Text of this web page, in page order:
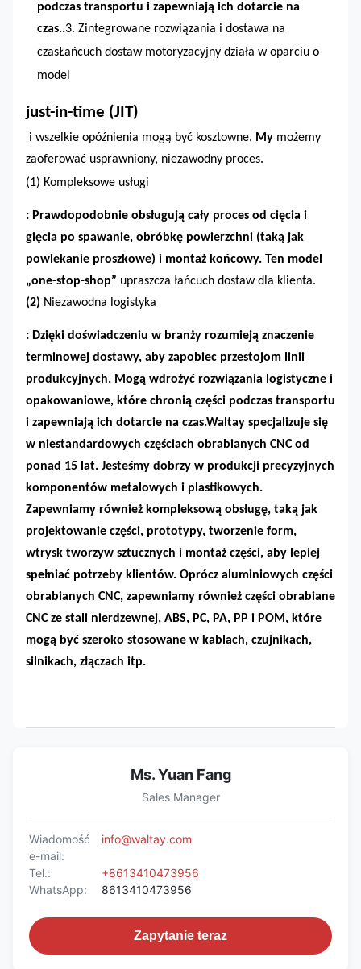
podczas transportu i zapewniają ich dotarcie na
czas..3. Zintegrowane rozwiązania i dostawa na
czasŁańcuch dostaw motoryzacyjny działa w oparciu o
model
just-in-time (JIT)
i wszelkie opóźnienia mogą być kosztowne. My możemy
zaoferować usprawniony, niezawodny proces.
(1) Kompleksowe usługi
: Prawdopodobnie obsługują cały proces od cięcia i
gięcia po spawanie, obróbkę powierzchni (taką jak
powlekanie proszkowe) i montaż końcowy. Ten model
„one-stop-shop” upraszcza łańcuch dostaw dla klienta.
(2) Niezawodna logistyka
: Dzięki doświadczeniu w branży rozumieją znaczenie
terminowej dostawy, aby zapobiec przestojom linii
produkcyjnych. Mogą wdrożyć rozwiązania logistyczne i
opakowaniowe, które chronią części podczas transportu
i zapewniają ich dotarcie na czas.Waltay specjalizuje się
w niestandardowych częściach obrabianych CNC od
ponad 15 lat. Jesteśmy dobrzy w produkcji precyzyjnych
komponentów metalowych i plastikowych.
Zapewniamy również kompleksową obsługę, taką jak
projektowanie części, prototypy, tworzenie form,
wtrysk tworzyw sztucznych i montaż części, aby lepiej
spełniać potrzeby klientów. Oprócz aluminiowych części
obrabianych CNC, zapewniamy również części obrabiane
CNC ze stali nierdzewnej, ABS, PC, PA, PP i POM, które
mogą być szeroko stosowane w kablach, czujnikach,
silnikach, złączach itp.
Ms. Yuan Fang
Sales Manager
Wiadomość
e-mail:
info@waltay.com
Tel.:
+8613410473956
WhatsApp:
8613410473956
Zapytanie teraz